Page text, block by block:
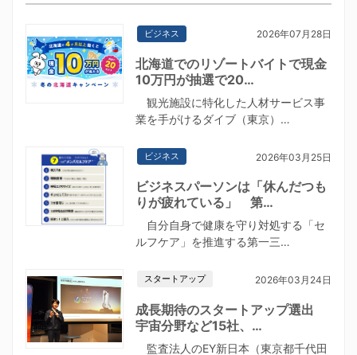
ビジネス 2026年07月28日
北海道でのリゾートバイトで現金
10万円が抽選で20…
観光施設に特化した人材サービス事
業を手がけるダイブ（東京）…
ビジネス 2026年03月25日
ビジネスパーソンは「休んだつも
りが疲れている」 第…
自分自身で健康を守り対処する「セ
ルフケア」を推進する第一三…
スタートアップ 2026年03月24日
成長期待のスタートアップ選出
宇宙分野など15社、…
監査法人のEY新日本（東京都千代田